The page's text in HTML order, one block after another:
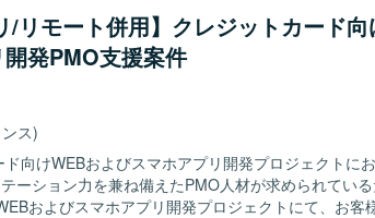
/リモート併用】クレジットカード向
発PMO支援案件
ス)
ド向けWEBおよびスマホアプリ開発プロジェクトに
ーション力を兼ね備えたPMO人材が求められてい